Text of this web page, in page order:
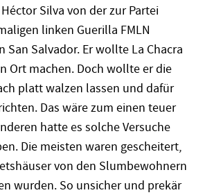
Silva von der zur Partei
linken Guerilla FMLN
San Salvador. Er wollte La Chacra
Ort machen. Doch wollte er die
platt walzen lassen und dafür
Das wäre zum einen teuer
hatte es solche Versuche
Die meisten waren gescheitert,
von den Slumbewohnern
wurden. So unsicher und prekär